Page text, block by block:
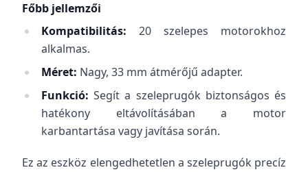
Főbb jellemzői
Kompatibilitás: 20 szelepes motorokhoz
alkalmas.
Méret: Nagy, 33 mm átmérőjű adapter.
Funkció: Segít a szeleprugók biztonságos és
hatékony eltávolításában a motor
karbantartása vagy javítása során.
Ez az eszköz elengedhetetlen a szeleprugók precíz